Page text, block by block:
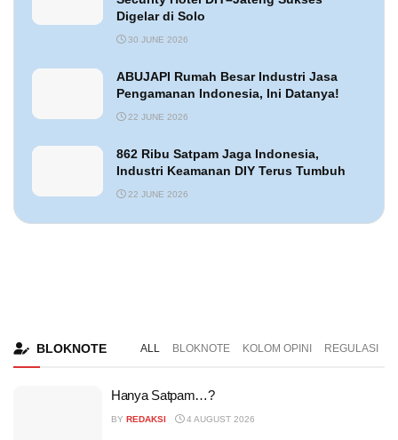
Digelar di Solo
30 JUNE 2026
ABUJAPI Rumah Besar Industri Jasa
Pengamanan Indonesia, Ini Datanya!
22 JUNE 2026
862 Ribu Satpam Jaga Indonesia,
Industri Keamanan DIY Terus Tumbuh
22 JUNE 2026
BLOKNOTE ALL BLOKNOTE KOLOM OPINI REGULASI
Hanya Satpam…?
BY REDAKSI 4 AUGUST 2026